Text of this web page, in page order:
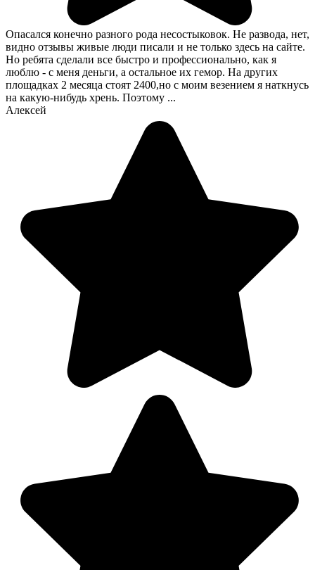
Опасался конечно разного рода несостыковок. Не развода, нет,
видно отзывы живые люди писали и не только здесь на сайте.
Но ребята сделали все быстро и профессионально, как я
люблю - с меня деньги, а остальное их гемор. На других
площадках 2 месяца стоят 2400,но с моим везением я наткнусь
на какую-нибудь хрень. Поэтому ...
Алексей